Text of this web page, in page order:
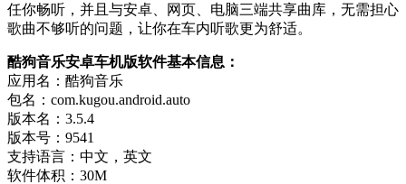
任你畅听，并且与安卓、网页、电脑三端共享曲库，无需担心
歌曲不够听的问题，让你在车内听歌更为舒适。
酷狗音乐安卓车机版软件基本信息：
应用名：酷狗音乐
包名：com.kugou.android.auto
版本名：3.5.4
版本号：9541
支持语言：中文，英文
软件体积：30M